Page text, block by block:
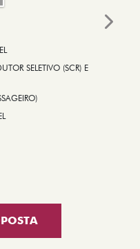
SELETIVO (SCR) E
Next